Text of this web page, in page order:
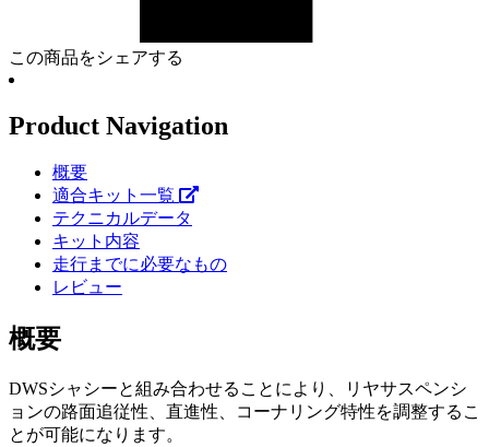
この商品をシェアする
Product Navigation
概要
適合キット一覧
テクニカルデータ
キット内容
走行までに必要なもの
レビュー
概要
DWSシャシーと組み合わせることにより、リヤサスペンシ
ョンの路面追従性、直進性、コーナリング特性を調整するこ
とが可能になります。